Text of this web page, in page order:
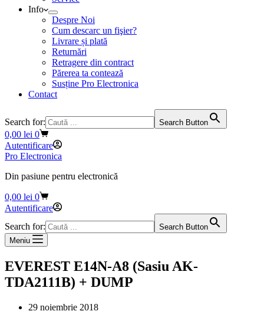
Info
Despre Noi
Cum descarc un fişier?
Livrare și plată
Returnări
Retragere din contract
Părerea ta contează
Susține Pro Electronica
Contact
Search for: Search Button
Coș
de
cumpărături
0,00 lei 0
Autentificare
Pro Electronica
Din pasiune pentru electronică
Coș
de
0,00 lei 0
Autentificare
Search for:
Search Button
Meniu
EVEREST E14N-A8 (Sasiu AK-
TDA2111B) + DUMP
29 noiembrie 2018